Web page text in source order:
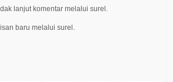
lanjut komentar melalui surel.
baru melalui surel.